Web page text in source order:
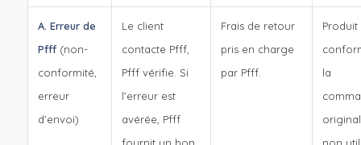
A. Erreur de
Pfff(non-
conformité,
erreur
d’envoi)
Le client
contacte Pfff,
Pfff vérifie. Si
l’erreur est
avérée, Pfff
fournit un bon
Frais de retour
pris en charge
par Pfff.
Produit
la
non